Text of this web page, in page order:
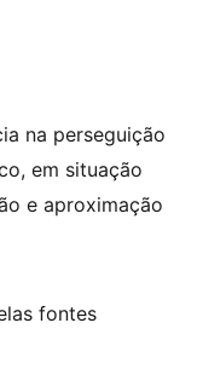
na perseguição
em situação
e aproximação
fontes